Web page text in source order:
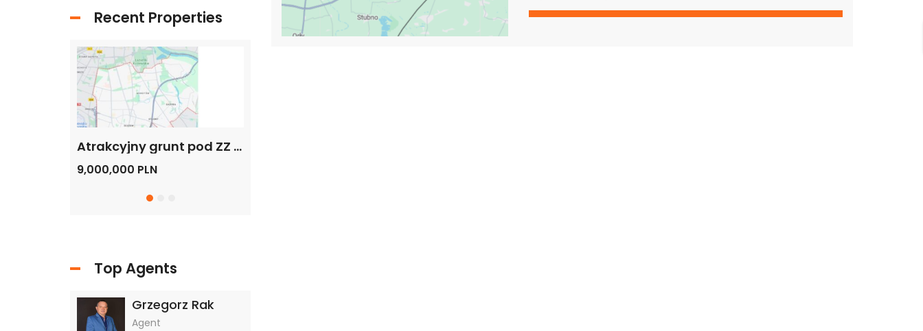
Recent Properties
Atrakcyjny grunt pod ZZ – Mikroapartamenty, Hotel, Biurowiec, Warszawa -Dolny Mokotów
9,000,000 PLN
Top Agents
Grzegorz Rak
Agent